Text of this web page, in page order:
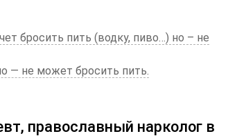
бросить пить (водку, пиво…) но – не
— не может бросить пить.
православный нарколог в